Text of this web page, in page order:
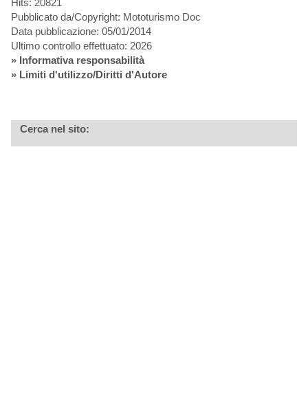
Hits: 20821
Pubblicato da/Copyright: Mototurismo Doc
Data pubblicazione: 05/01/2014
Ultimo controllo effettuato: 2026
» Informativa responsabilità
» Limiti d'utilizzo/Diritti d'Autore
Cerca nel sito: